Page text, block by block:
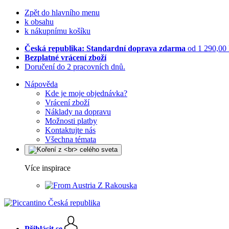
Zpět do hlavního menu
k obsahu
k nákupnímu košíku
Česká republika: Standardní doprava zdarma od 1 290,00
Bezplatné vrácení zboží
Doručení do 2 pracovních dnů.
Nápověda
Kde je moje objednávka?
Vrácení zboží
Náklady na dopravu
Možnosti platby
Kontaktujte nás
Všechna témata
Více inspirace
Z Rakouska